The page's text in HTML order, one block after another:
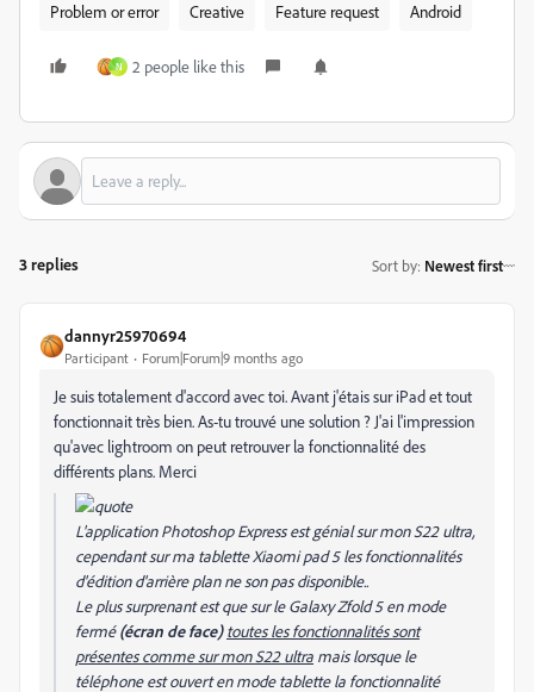
Problem or error Creative Feature request Android
N 2 people like this
3 replies Sort by: Newest first
dannyr25970694
Participant Forum|Forum|9 months ago
Je suis totalement d'accord avec toi. Avant j'étais sur iPad et tout
fonctionnait très bien. As-tu trouvé une solution ? J'ai l'impression
qu'avec lightroom on peut retrouver la fonctionnalité des
différents plans. Merci
L'application Photoshop Express est génial sur mon S22 ultra,
cependant sur ma tablette Xiaomi pad 5 les fonctionnalités
d'édition d'arrière plan ne son pas disponible..
Le plus surprenant est que sur le Galaxy Zfold 5 en mode
fermé (écran de face) toutes les fonctionnalités sont
présentes comme sur mon S22 ultra mais lorsque le
téléphone est ouvert en mode tablette la fonctionnalité